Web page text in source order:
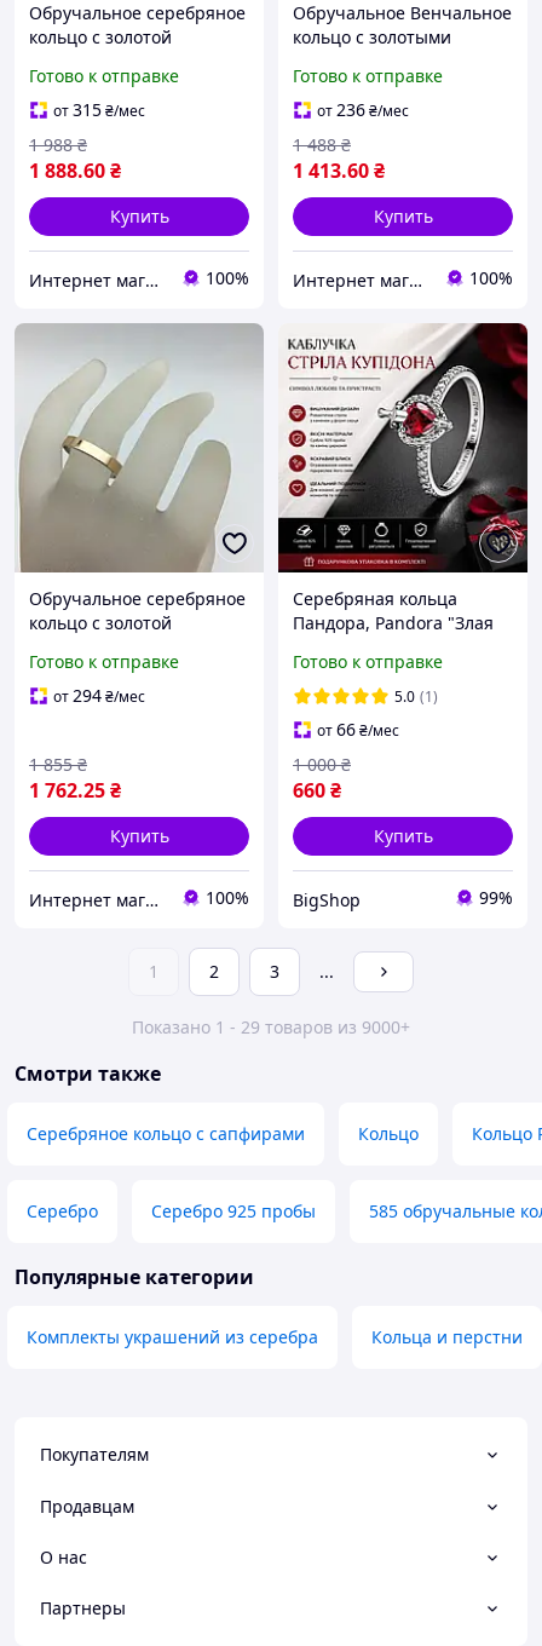
Обручальное серебряное
кольцо с золотой
кольца 20,5
Готово к отправке
от315₴/мес
1 888.60₴
1 988 ₴
Купить
Интернет магазин "SILVER VEIN" 100%
Обручальное Венчальное
кольцо с золотыми
Готово к отправке
от236₴/мес
1 413.60₴
1 488 ₴
Купить
Интернет магазин "SILVER VEIN" 100%
Обручальное серебряное
кольцо с золотой
Готово к отправке
от294₴/мес
1 762.25₴
1 855 ₴
Купить
Интернет магазин "SILVER VEIN" 100%
Серебряная кольца
Пандора, Pandora "Злая
Готово к отправке
5.0 (1)
от66₴/мес
660₴
1 000 ₴
Купить
BigShop 99%
1 2 3 ...
Показано 1 - 29 товаров из 9000+
Смотри также
Серебряное кольцо с сапфирами Кольцо Кольцо
Серебро Серебро 925 пробы 585 обручальные
Популярные категории
Комплекты украшений из серебра Кольца и перстни
Покупателям
Продавцам
О нас
Партнеры